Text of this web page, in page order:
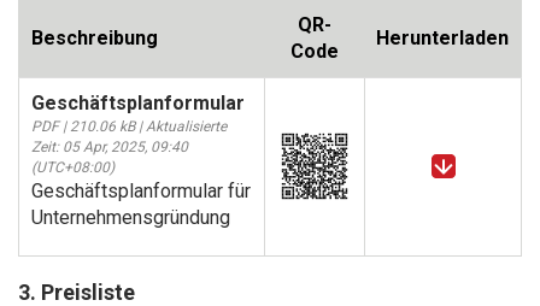
Beschreibung
QR-
Code
Herunterladen
Geschäftsplanformular
PDF | 210.06 kB | Aktualisierte
Zeit: 05 Apr, 2025, 09:40
(UTC+08:00)
Geschäftsplanformular für
Unternehmensgründung
3. Preisliste